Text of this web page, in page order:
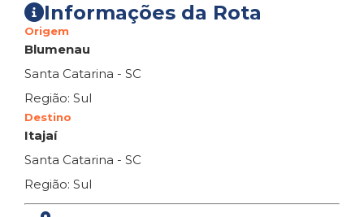
Informações da Rota
Origem
Blumenau
Santa Catarina - SC
Região: Sul
Destino
Itajaí
Santa Catarina - SC
Região: Sul